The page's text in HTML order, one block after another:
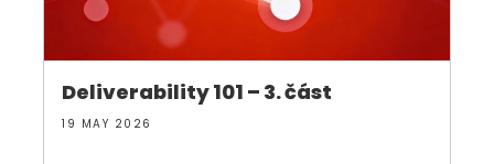
Deliverability 101 – 3. část
19 MAY 2026